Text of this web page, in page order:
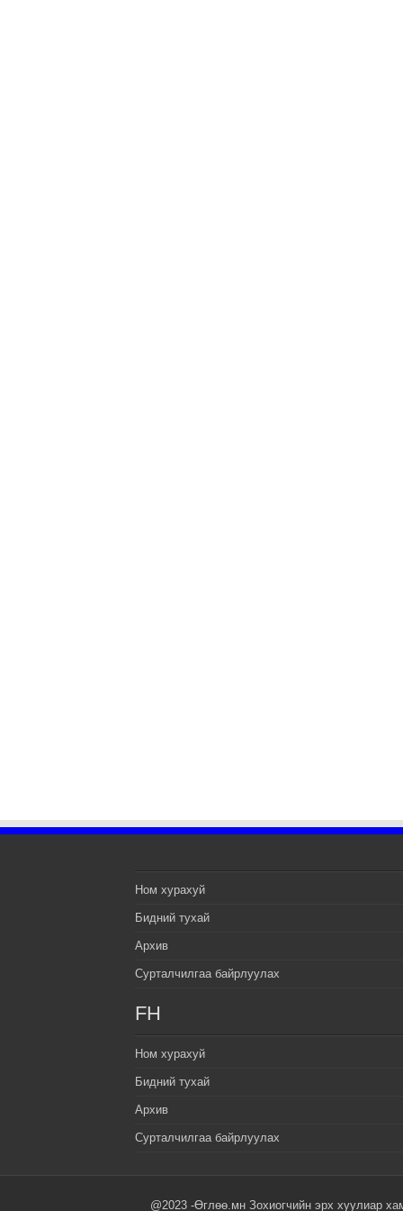
Ном хурахуй
Бидний тухай
Архив
Сурталчилгаа байрлуулах
FH
Ном хурахуй
Бидний тухай
Архив
Сурталчилгаа байрлуулах
@2023 -Өглөө.мн Зохиогчийн эрх хуулиар